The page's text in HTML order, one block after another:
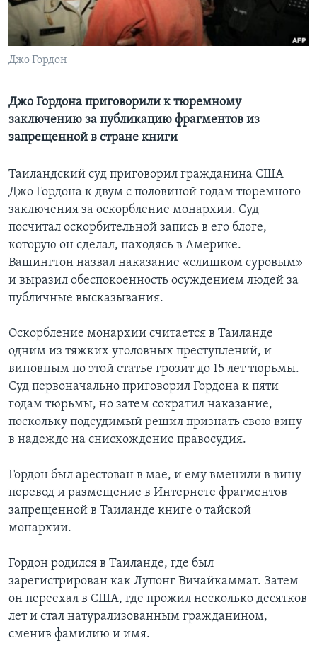
Learning English
СОЦИАЛЬНЫЕ СЕТИ
Джо Гордон
Джо Гордона приговорили к тюремному
заключению за публикацию фрагментов из
запрещенной в стране книги
Таиландский суд приговорил гражданина США
Джо Гордона к двум с половиной годам тюремного
заключения за оскорбление монархии. Суд
посчитал оскорбительной запись в его блоге,
которую он сделал, находясь в Америке.
Вашингтон назвал наказание «слишком суровым»
и выразил обеспокоенность осуждением людей за
публичные высказывания.
Оскорбление монархии считается в Таиланде
одним из тяжких уголовных преступлений, и
виновным по этой статье грозит до 15 лет тюрьмы.
Суд первоначально приговорил Гордона к пяти
годам тюрьмы, но затем сократил наказание,
поскольку подсудимый решил признать свою вину
в надежде на снисхождение правосудия.
Гордон был арестован в мае, и ему вменили в вину
перевод и размещение в Интернете фрагментов
запрещенной в Таиланде книге о тайской
монархии.
Гордон родился в Таиланде, где был
зарегистрирован как Лупонг Вичайкаммат. Затем
он переехал в США, где прожил несколько десятков
лет и стал натурализованным гражданином,
сменив фамилию и имя.